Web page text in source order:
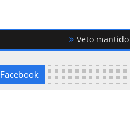
Veto mantido e
Facebook